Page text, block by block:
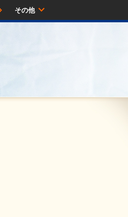
その他